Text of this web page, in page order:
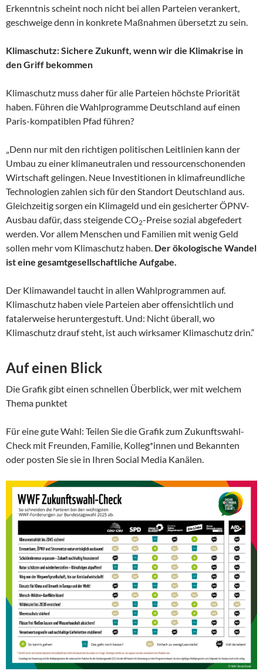
Erkenntnis scheint noch nicht bei allen Parteien verankert,
geschweige denn in konkrete Maßnahmen übersetzt zu sein.
Klimaschutz: Sichere Zukunft, wenn wir die Klimakrise in
den Griff bekommen
Klimaschutz muss daher für alle Parteien höchste Priorität
haben. Führen die Wahlprogramme Deutschland auf einen
Paris-kompatiblen Pfad führen?
„Denn nur mit den richtigen politischen Leitlinien kann der
Umbau zu einer klimaneutralen und ressourcenschonenden
Wirtschaft gelingen. Neue Investitionen in klimafreundliche
Technologien zahlen sich für den Standort Deutschland aus.
Gleichzeitig sorgen ein Klimageld und ein gesicherter ÖPNV-
Ausbau dafür, dass steigende CO2-Preise sozial abgefedert
werden. Vor allem Menschen und Familien mit wenig Geld
sollen mehr vom Klimaschutz haben. Der ökologische Wandel
ist eine gesamtgesellschaftliche Aufgabe.
Der Klimawandel taucht in allen Wahlprogrammen auf.
Klimaschutz haben viele Parteien aber offensichtlich und
fatalerweise heruntergestuft. Und: Nicht überall, wo
Klimaschutz drauf steht, ist auch wirksamer Klimaschutz drin.“
Auf einen Blick
Die Grafik gibt einen schnellen Überblick, wer mit welchem
Thema punktet
Für eine gute Wahl: Teilen Sie die Grafik zum Zukunftswahl-
Check mit Freunden, Familie, Kolleg*innen und Bekannten
oder posten Sie sie in Ihren Social Media Kanälen.